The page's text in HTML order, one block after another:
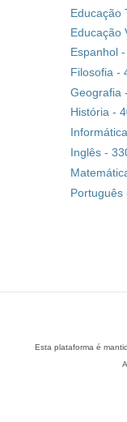
Educação
Educação
Espanhol
Filosofia -
Geografia
História -
Inglês -
Português